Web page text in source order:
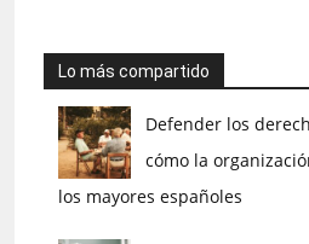
Lo más compartido
Defender los
cómo la
los mayores españoles